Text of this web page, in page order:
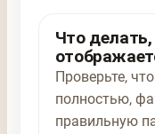
Что делать,
Проверьте,
полностью,
правильную